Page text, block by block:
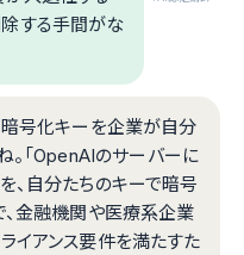
除する手間がな
号化キーを企業が自分
。「OpenAIのサーバーに
、自分たちのキーで暗号
、金融機関や医療系企業
イアンス要件を満たすた